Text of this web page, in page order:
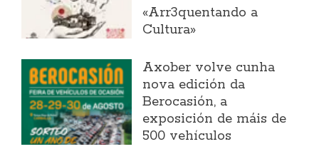
«Arr3quentando a
Cultura»
Axober volve cunha
nova edición da
Berocasión, a
exposición de máis de
500 vehículos